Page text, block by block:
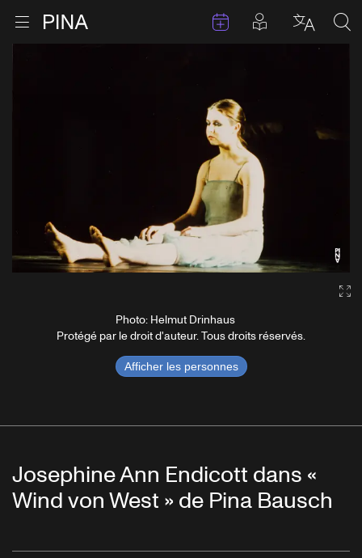
Ouvrir le menu Retour à la page d'accueil Évenements
Articles en
Photo: Helmut Drinhaus
Protégé par le droit d'auteur. Tous droits réservés.
Afficher les personnes
Josephine Ann Endicott dans «
Wind von West » de Pina Bausch